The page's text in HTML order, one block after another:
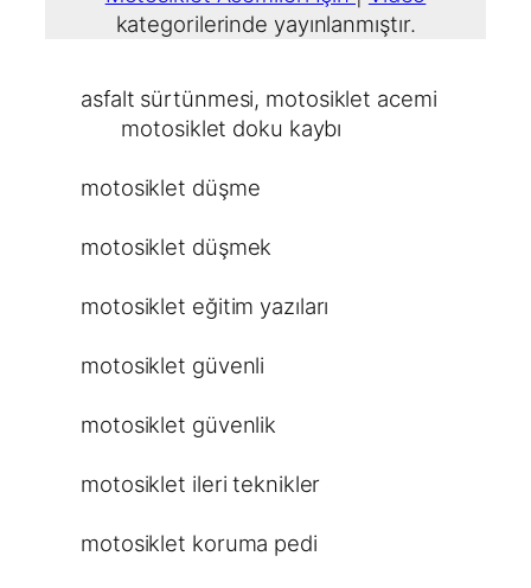
kategorilerinde yayınlanmıştır.
asfalt sürtünmesi, motosiklet acemi
motosiklet doku kaybı
motosiklet düşme
motosiklet düşmek
motosiklet eğitim yazıları
motosiklet güvenli
motosiklet güvenlik
motosiklet ileri teknikler
motosiklet koruma pedi